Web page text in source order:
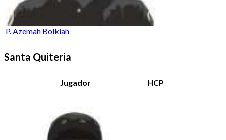
P. Azemah Bolkiah
Santa Quiteria
Jugador HCP